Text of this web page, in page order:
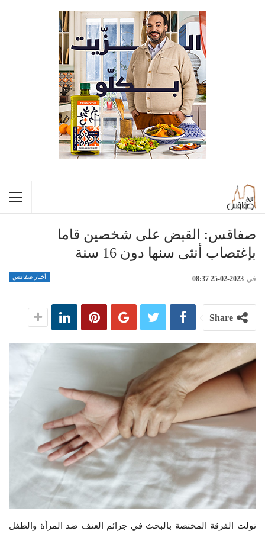
صفاقس: القبض على شخصين قاما
بإغتصاب أنثى سنها دون 16 سنة
أخبار صفاقس في 2023-02-25 08:37
Share
تولت الفرقة المختصة بالبحث في جرائم العنف ضد المرأة والطفل